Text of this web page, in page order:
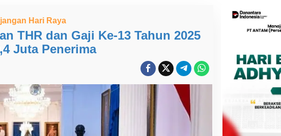
Hari Raya
THR dan Gaji Ke-13 Tahun 2025
Juta Penerima